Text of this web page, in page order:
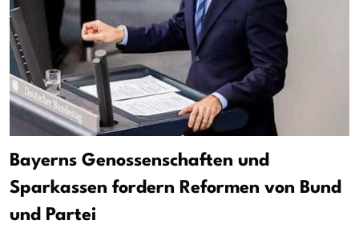
Bayerns Genossenschaften und
Sparkassen fordern Reformen von Bund
und Partei